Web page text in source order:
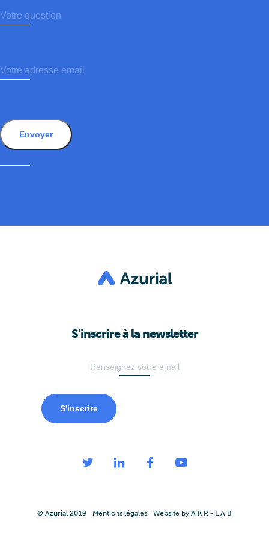
Envoyer
S'inscrire à la newsletter
S'inscrire
© Azurial 2019 Mentions légales Website by A K R • L A B